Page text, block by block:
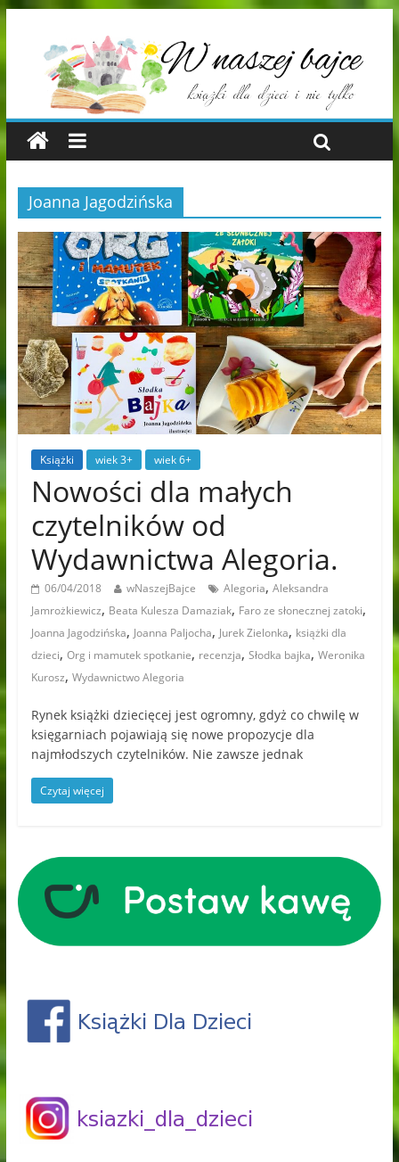
Joanna Jagodzińska
Książki wiek 3+ wiek 6+
Nowości dla małych
czytelników od
Wydawnictwa Alegoria.
06/04/2018 wNaszejBajce Alegoria, Aleksandra
Jamrożkiewicz, Beata Kulesza Damaziak, Faro ze słonecznej zatoki,
Joanna Jagodzińska, Joanna Paljocha, Jurek Zielonka, książki dla
dzieci, Org i mamutek spotkanie, recenzja, Słodka bajka, Weronika
Kurosz, Wydawnictwo Alegoria
Rynek książki dziecięcej jest ogromny, gdyż co chwilę w
księgarniach pojawiają się nowe propozycje dla
najmłodszych czytelników. Nie zawsze jednak
Czytaj więcej